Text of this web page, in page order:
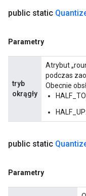
public static
Parametry
tryb
okrągły
Atrybut
podczas
Obecnie
public static
Parametry